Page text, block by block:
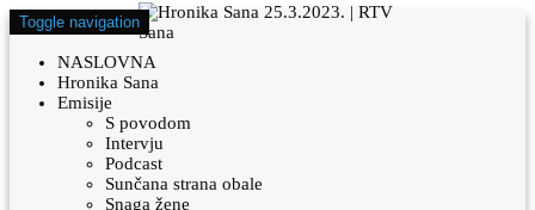
Toggle navigation
NASLOVNA
Hronika Sana
Emisije
S povodom
Intervju
Podcast
Sunčana strana obale
Snaga žene